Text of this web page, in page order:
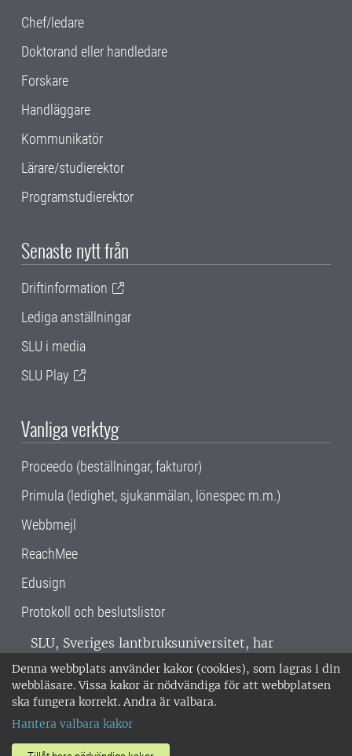
Denna webbplats använder kakor (cookies), som lagras i din
webbläsare. Vissa kakor är nödvändiga för att webbplatsen
ska fungera korrekt. Andra är valbara.
Hantera valbara kakor
Chef/ledare
Doktorand eller handledare
Forskare
Handläggare
Kommunikatör
Lärare/studierektor
Programstudierektor
Senaste nytt från
Driftinformation
Lediga anställningar
SLU i media
SLU Play
Vanliga verktyg
Proceedo (beställningar, fakturor)
Primula (ledighet, sjukanmälan, lönespec m.m.)
Webbmejl
ReachMee
Edusign
Protokoll och beslutslistor
SLU, Sveriges lantbruksuniversitet, har
verksamhet över hela Sverige. Huvudorter är
Alnarp, Uppsala och Umeå.SLU är
miljöcertifierat enligt ISO 14001. •
018-67 10 00 • Org nr: 202100-2817 •